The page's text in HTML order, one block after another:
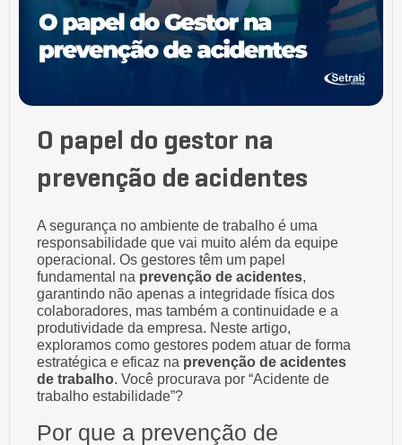
O papel do gestor na
prevenção de acidentes
A segurança no ambiente de trabalho é uma
responsabilidade que vai muito além da equipe
operacional. Os gestores têm um papel
fundamental na prevenção de acidentes,
garantindo não apenas a integridade física dos
colaboradores, mas também a continuidade e a
produtividade da empresa. Neste artigo,
exploramos como gestores podem atuar de forma
estratégica e eficaz na prevenção de acidentes
de trabalho. Você procurava por “Acidente de
trabalho estabilidade”?
Por que a prevenção de